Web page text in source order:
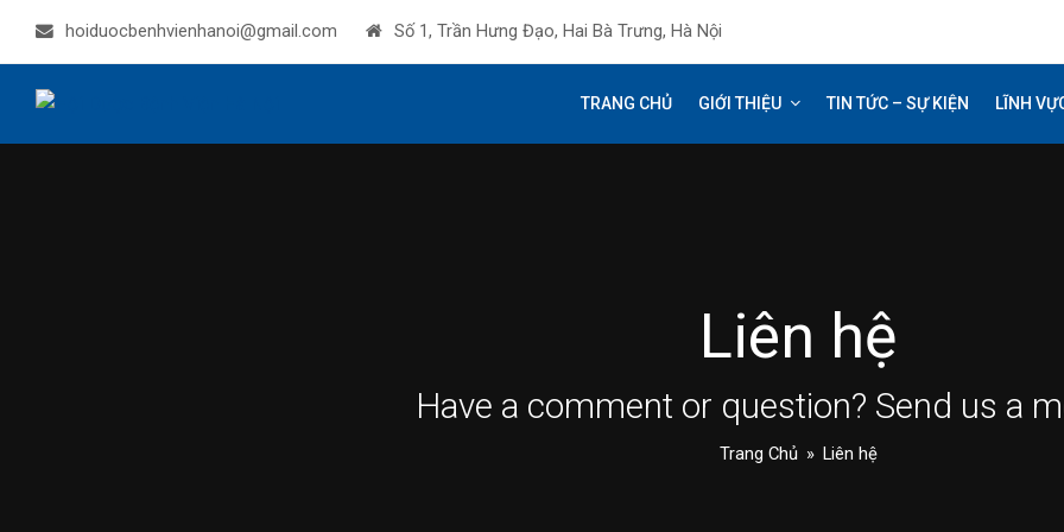
hoiduocbenhvienhanoi@gmail.com Số 1, Trần Hưng Đạo, Hai Bà Trưng, Hà Nội
TRANG CHỦ GIỚI THIỆU TIN TỨC – SỰ KIỆN LĨNH
Liên hệ
Have a comment or question? Send us a
Trang Chủ » Liên hệ